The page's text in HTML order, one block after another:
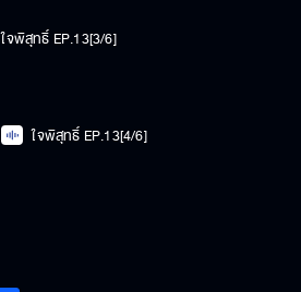
ใจพิสุทธิ์ EP.13[3/6]
ใจพิสุทธิ์ EP.13[4/6]